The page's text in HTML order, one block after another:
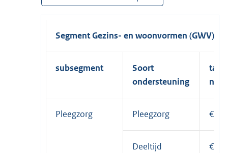
Segment Gezins- en woonvormen (GWV)
subsegment
Soort
ondersteuning
Pleegzorg Pleegzorg €
Deeltijd
€